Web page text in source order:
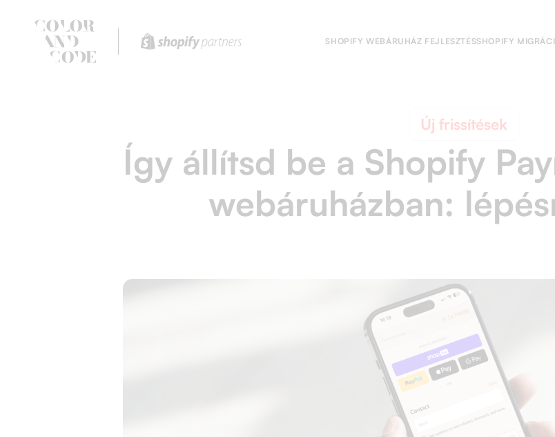
SHOPIFY WEBÁRUHÁZ FEJLESZTÉSSHOPIFY
Új frissítések
Így állítsd be a Shopify
webáruházban: